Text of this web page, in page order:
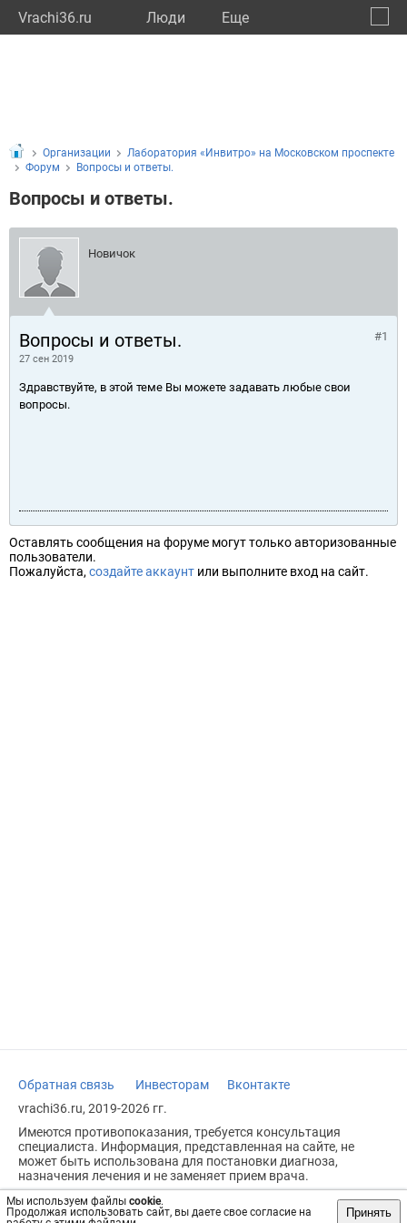
Vrachi36.ru Люди Eще
Мы используем файлы cookie.
Продолжая использовать сайт, вы даете свое согласие на
Принять
Организации
Лаборатория «Инвитро» на Московском проспекте
Форум
Вопросы и ответы.
Вопросы и ответы.
Новичок
Вопросы и ответы.
27 сен 2019
#1
Здравствуйте, в этой теме Вы можете задавать любые свои
вопросы.
Оставлять сообщения на форуме могут только авторизованные
пользователи.
Пожалуйста, создайте аккаунт или выполните вход на сайт.
Обратная связь Инвесторам
Вконтакте
vrachi36.ru, 2019-2026 гг.
Имеются противопоказания, требуется консультация
специалиста. Информация, представленная на сайте, не
может быть использована для постановки диагноза,
назначения лечения и не заменяет прием врача.
Возрастное ограничение: 18+